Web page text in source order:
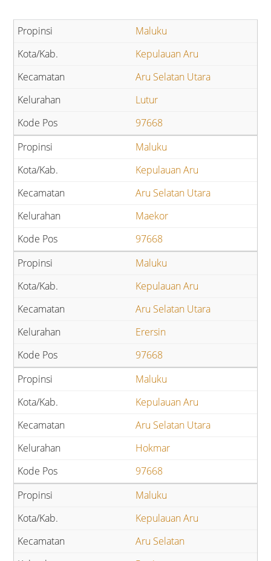
Maluku
Kepulauan Aru
Aru Selatan Utara
Lutur
97668
Maluku
Kepulauan Aru
Aru Selatan Utara
Maekor
97668
Maluku
Kepulauan Aru
Aru Selatan Utara
Erersin
97668
Maluku
Kepulauan Aru
Aru Selatan Utara
Hokmar
97668
Maluku
Kepulauan Aru
Aru Selatan